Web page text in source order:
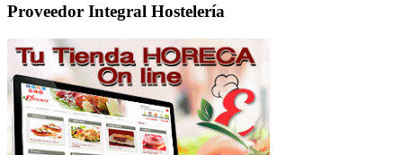
Proveedor Integral Hostelería